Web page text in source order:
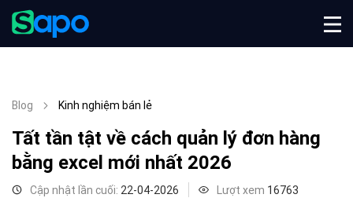
Blog Kinh nghiệm bán lẻ
Tất tần tật về cách quản lý đơn hàng
bằng excel mới nhất 2026
Cập nhật lần cuối: 22-04-2026 Lượt xem 16763